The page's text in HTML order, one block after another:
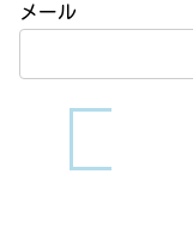
メール